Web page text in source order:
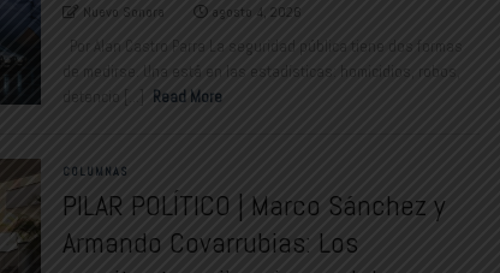
Nuevo Sonora agosto 4, 2026
Por Alan Castro Parra La seguridad pública tiene dos formas
de medirse. Una está en las estadísticas: homicidios, robos,
detencio [...]
Read More
COLUMNAS
PILAR POLÍTICO | Marco Sánchez y
Armando Covarrubias: Los